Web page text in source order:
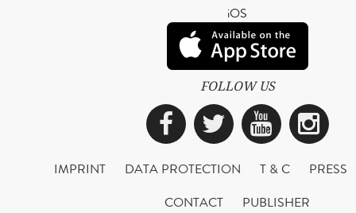
iOS
FOLLOW US
Facebook
Twitter
IMPRINT DATA PROTECTION T & C
PRESS
CONTACT
PUBLISHER